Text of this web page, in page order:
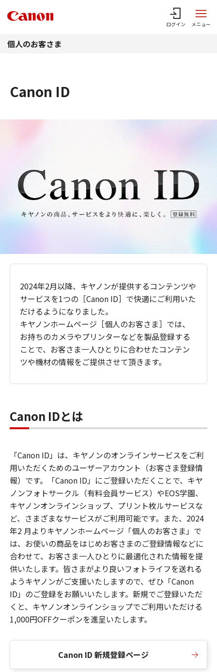
ログイン メニュー
個人のお客さま
Canon ID
2024年2月以降、キヤノンが提供するコンテンツや
サービスを1つの［Canon ID］で快適にご利用いた
だけるようになりました。
キヤノンホームページ［個人のお客さま］では、
お持ちのカメラやプリンターなどを製品登録する
ことで、お客さま一人ひとりに合わせたコンテン
ツや機材の情報をご提供させて頂きます。
Canon IDとは
「Canon ID」は、キヤノンのオンラインサービスをご利
用いただくためのユーザーアカウント（お客さま登録情
報）です。「Canon ID」にご登録いただくことで、キヤ
ノンフォトサークル（有料会員サービス）やEOS学園、
キヤノンオンラインショップ、プリント枚ルサービスな
ど、さまざまなサービスがご利用可能です。また、2024
年2 月よりキヤノンホームページ「個人のお客さま」で
は、お使いの商品をはじめお客さまのご登録情報などに
合わせて、お客さま一人ひとりに最適化された情報を提
供いたします。皆さまがより良いフォトライフを送れる
ようキヤノンがご支援いたしますので、ぜひ「Canon
ID」のご登録をお願いいたします。新規でご登録いただ
くと、キヤノンオンラインショップでご利用いただける
1,000円OFFクーポンを進呈いたします。
Canon ID 新規登録ページ